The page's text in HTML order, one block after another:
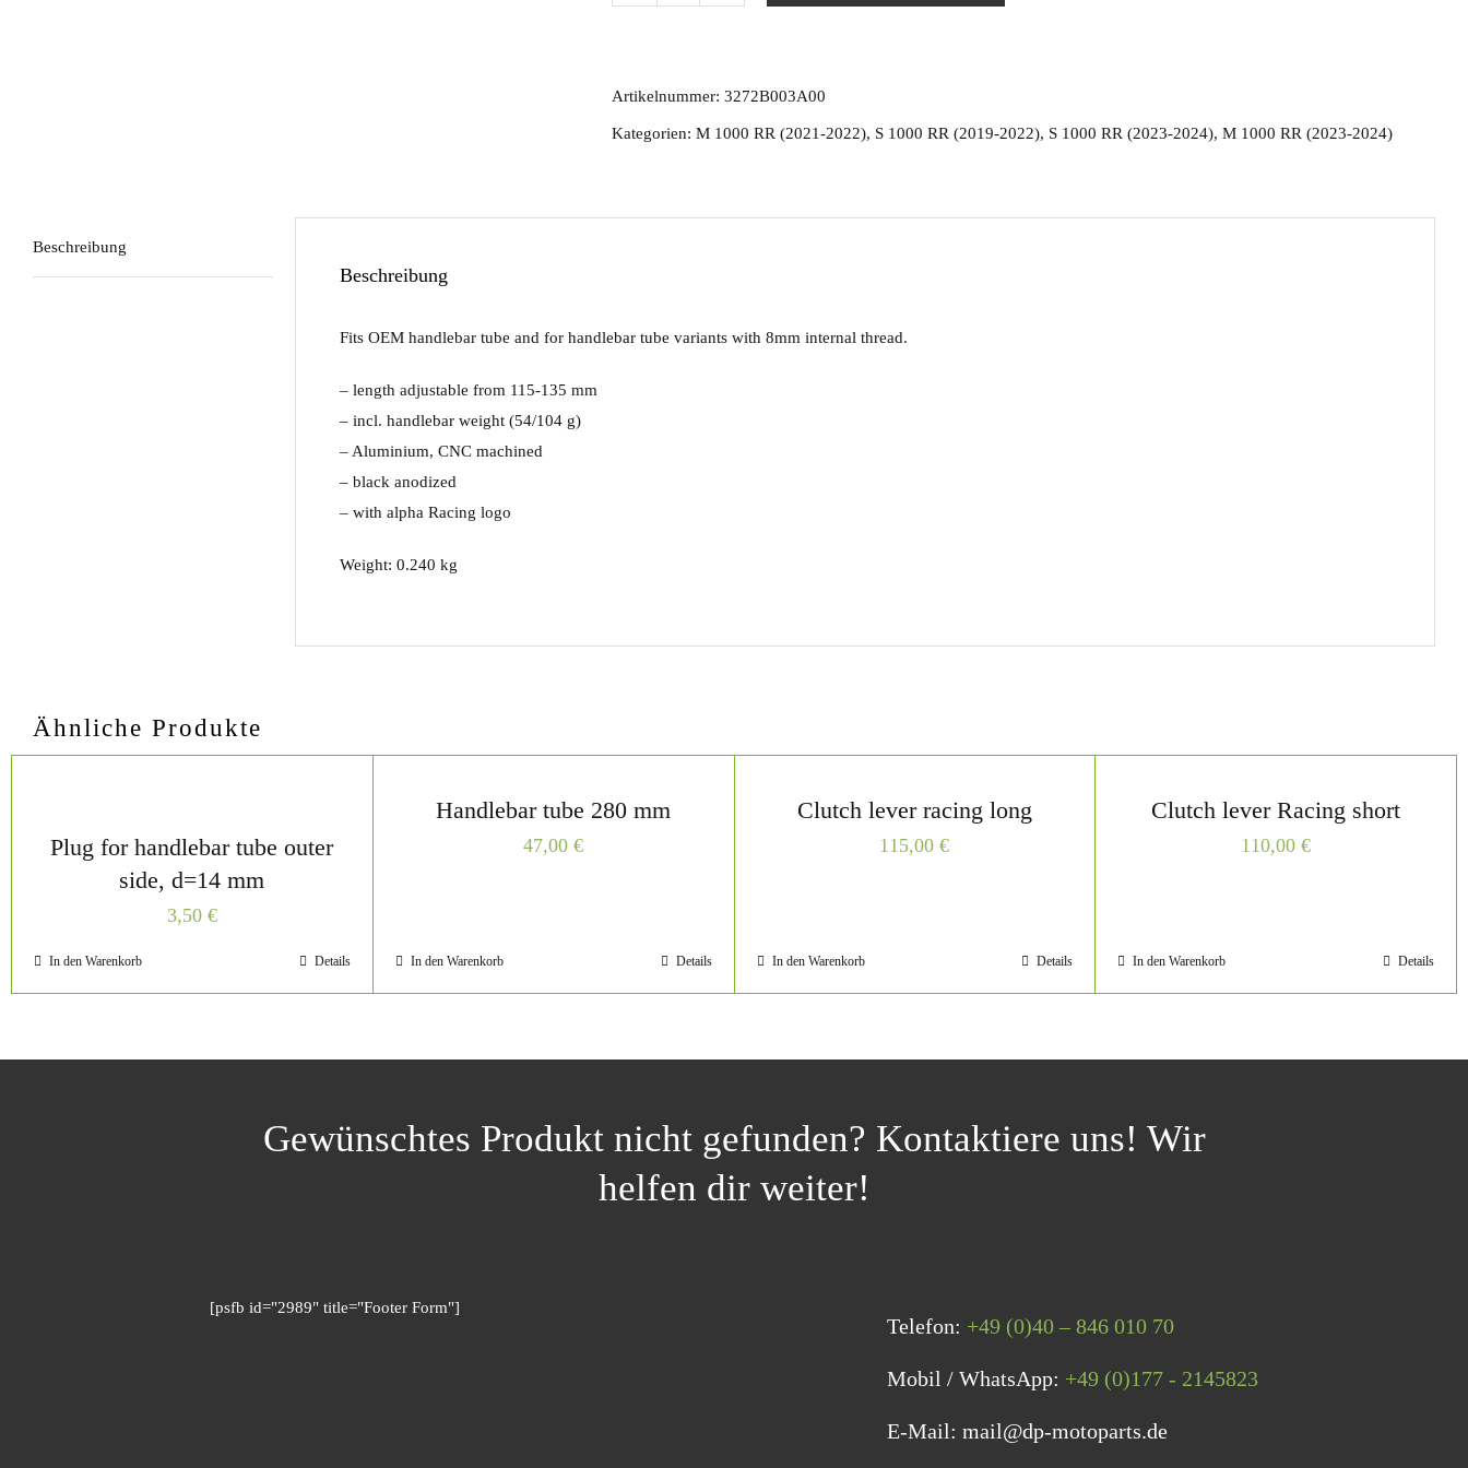
Artikelnummer: 3272B003A00
Kategorien: M 1000 RR (2021-2022), S 1000 RR (2019-2022), S 1000 RR (2023-2024), M 1000 RR (2023-2024)
Beschreibung
Beschreibung
Fits OEM handlebar tube and for handlebar tube variants with 8mm internal thread.
– length adjustable from 115-135 mm
– incl. handlebar weight (54/104 g)
– Aluminium, CNC machined
– black anodized
– with alpha Racing logo
Weight: 0.240 kg
Ähnliche Produkte
Plug for handlebar tube outer
side, d=14 mm
3,50 €
In den Warenkorb Details
Handlebar tube 280 mm
47,00€
In den Warenkorb Details
Clutch lever racing long
115,00€
In den Warenkorb Details
Clutch lever Racing short
110,00€
In den Warenkorb Details
Gewünschtes Produkt nicht gefunden? Kontaktiere uns! Wir
helfen dir weiter!
[psfb id="2989" title="Footer Form"]
Telefon: +49 (0)40 – 846 010 70
Mobil / WhatsApp: +49 (0)177 - 2145823
E-Mail: mail@dp-motoparts.de